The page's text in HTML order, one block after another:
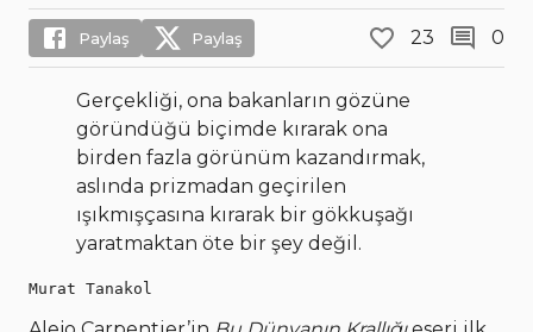
Paylaş Paylaş 23 0
Gerçekliği, ona bakanların gözüne
göründüğü biçimde kırarak ona
birden fazla görünüm kazandırmak,
aslında prizmadan geçirilen
ışıkmışçasına kırarak bir gökkuşağı
yaratmaktan öte bir şey değil.
Murat Tanakol